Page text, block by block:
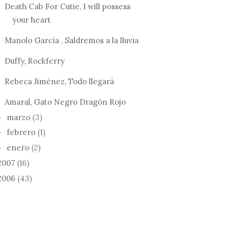
Death Cab For Cutie, I will possess
your heart
Manolo García , Saldremos a la lluvia
Duffy, Rockferry
Rebeca Jiménez, Todo llegará
Amaral, Gato Negro Dragón Rojo
marzo (3)
febrero (1)
enero (2)
(16)
(43)